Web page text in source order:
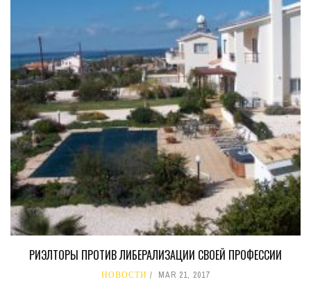
РИЭЛТОРЫ ПРОТИВ ЛИБЕРАЛИЗАЦИИ СВОЕЙ ПРОФЕССИИ
НОВОСТИ MAR 21, 2017